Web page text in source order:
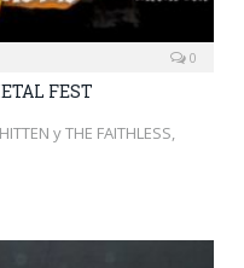
0
FEST
y THE FAITHLESS,